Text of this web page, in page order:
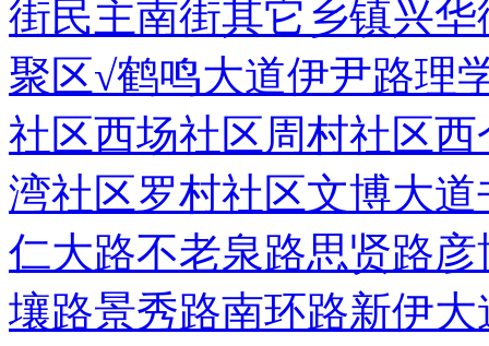
街民主南街其它乡镇兴华
聚区√鹤鸣大道伊尹路理
社区西场社区周村社区西
湾社区罗村社区文博大道
仁大路不老泉路思贤路
壤路景秀路南环路新伊大